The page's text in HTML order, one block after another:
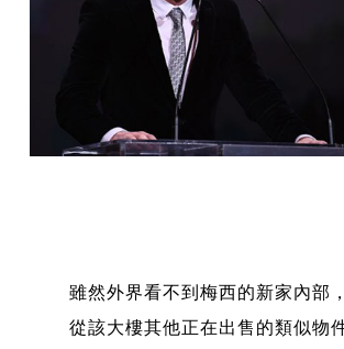
雖然外界看不到梅西的新家內部
從該大樓其他正在出售的類似物